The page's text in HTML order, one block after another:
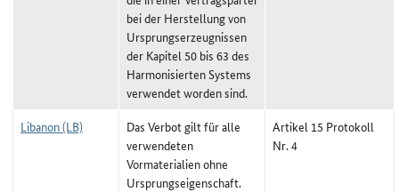
bei der Herstellung von
Ursprungserzeugnissen
der Kapitel 50 bis 63 des
Harmonisierten Systems
verwendet worden sind.
Libanon (LB)
Das Verbot gilt für alle
verwendeten
Vormaterialien ohne
Ursprungseigenschaft.
Artikel 15 Protokoll
Nr. 4